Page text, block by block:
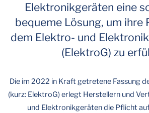
Elektronikgeräten eine
bequeme Lösung, um ihre
dem Elektro- und
(ElektroG) zu
Die im 2022 in Kraft getretene Fassung
(kurz: ElektroG) erlegt Herstellern und
und Elektronikgeräten die Pflicht